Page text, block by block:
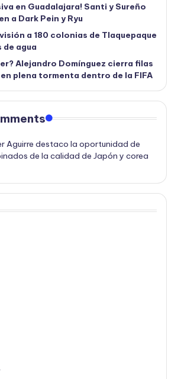
en Guadalajara! Santi y Sureño
a Dark Pein y Ryu
a 180 colonias de Tlaquepaque
de agua
Alejandro Domínguez cierra filas
plena tormenta dentro de la FIFA
Aguirre destaco la oportunidad de
de la calidad de Japón y corea